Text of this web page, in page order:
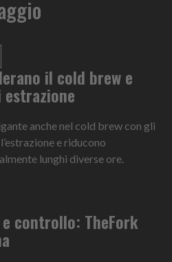
il cold brew e
anche nel cold brew con gli
e riducono
lunghi diverse ore.
controllo: TheFork